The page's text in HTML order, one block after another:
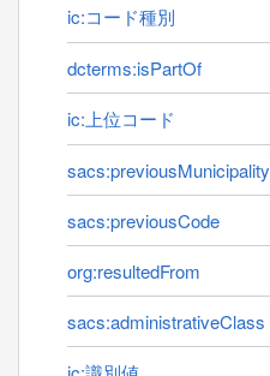
ic:コード種別
dcterms:isPartOf
ic:上位コード
sacs:previousMunicipality
sacs:previousCode
org:resultedFrom
sacs:administrativeClass